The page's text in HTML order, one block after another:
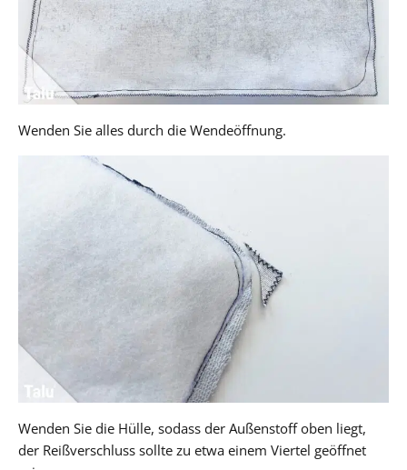
Wenden Sie alles durch die Wendeöffnung.
Wenden Sie die Hülle, sodass der Außenstoff oben liegt,
der Reißverschluss sollte zu etwa einem Viertel geöffnet